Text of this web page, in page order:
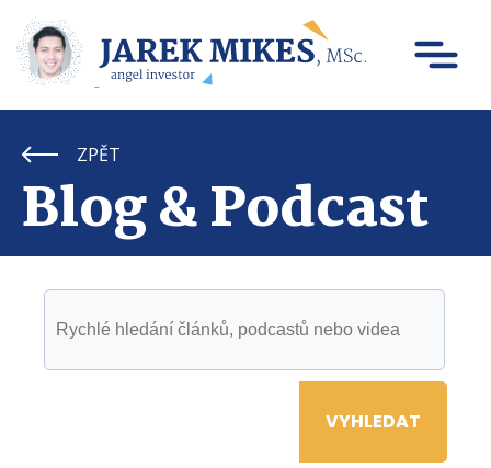
ZPĚT
Blog & Podcast